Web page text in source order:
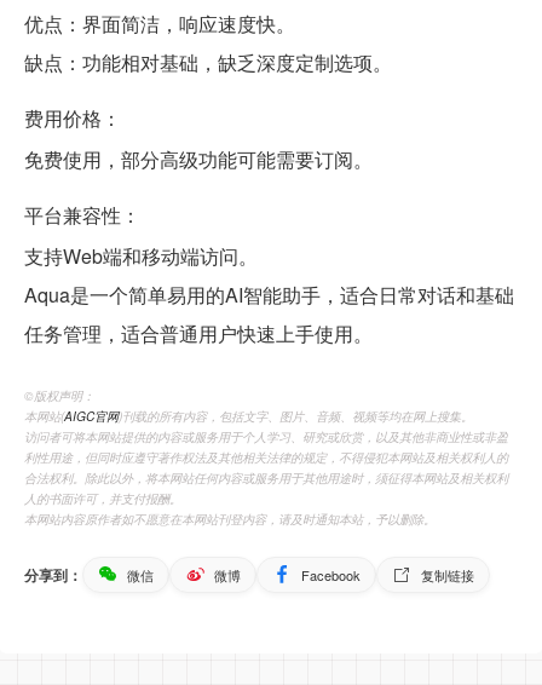
优点：界面简洁，响应速度快。
缺点：功能相对基础，缺乏深度定制选项。
费用价格：
免费使用，部分高级功能可能需要订阅。
平台兼容性：
支持Web端和移动端访问。
Aqua是一个简单易用的AI智能助手，适合日常对话和基础
任务管理，适合普通用户快速上手使用。
©️版权声明：
本网站(AIGC官网)刊载的所有内容，包括文字、图片、音频、视频等均在网上搜集。
访问者可将本网站提供的内容或服务用于个人学习、研究或欣赏，以及其他非商业性或非盈
利性用途，但同时应遵守著作权法及其他相关法律的规定，不得侵犯本网站及相关权利人的
合法权利。除此以外，将本网站任何内容或服务用于其他用途时，须征得本网站及相关权利
人的书面许可，并支付报酬。
本网站内容原作者如不愿意在本网站刊登内容，请及时通知本站，予以删除。
分享到： 微信 微博 Facebook 复制链接